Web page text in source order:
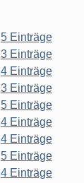
5 Einträge
3 Einträge
4 Einträge
3 Einträge
5 Einträge
4 Einträge
4 Einträge
5 Einträge
4 Einträge